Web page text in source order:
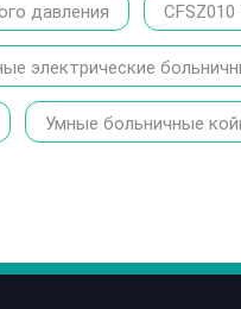
давления
электрические
Умные больничные